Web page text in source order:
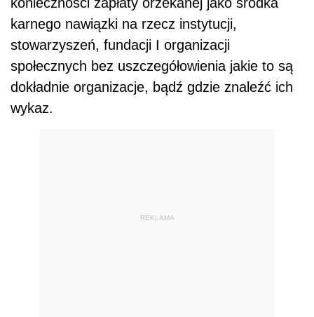
karnego nawiązki na rzecz instytucji,
stowarzyszeń, fundacji I organizacji
społecznych bez uszczegółowienia jakie to są
dokładnie organizacje, bądź gdzie znaleźć ich
wykaz.
REKLAMA